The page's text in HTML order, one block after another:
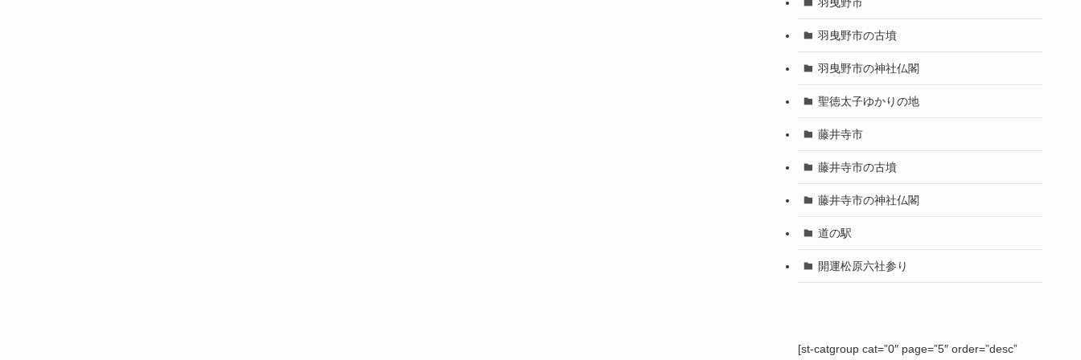
羽曳野市の古墳
羽曳野市の神社仏閣
聖徳太子ゆかりの地
藤井寺市
藤井寺市の古墳
藤井寺市の神社仏閣
道の駅
開運松原六社参り
[st-catgroup cat=”0″ page=”5″ order=”desc”